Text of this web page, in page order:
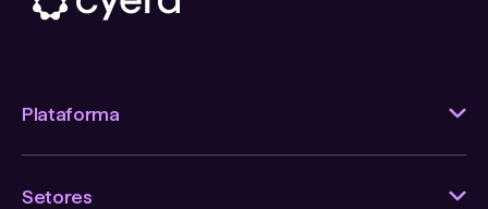
Plataforma
Setores